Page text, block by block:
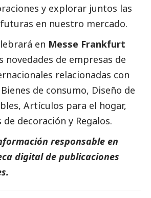
y explorar juntos las
en nuestro mercado.
en Messe Frankfurt
novedades de empresas de
relacionadas con
de consumo, Diseño de
Artículos para el hogar,
decoración y Regalos.
responsable en
digital de publicaciones
.